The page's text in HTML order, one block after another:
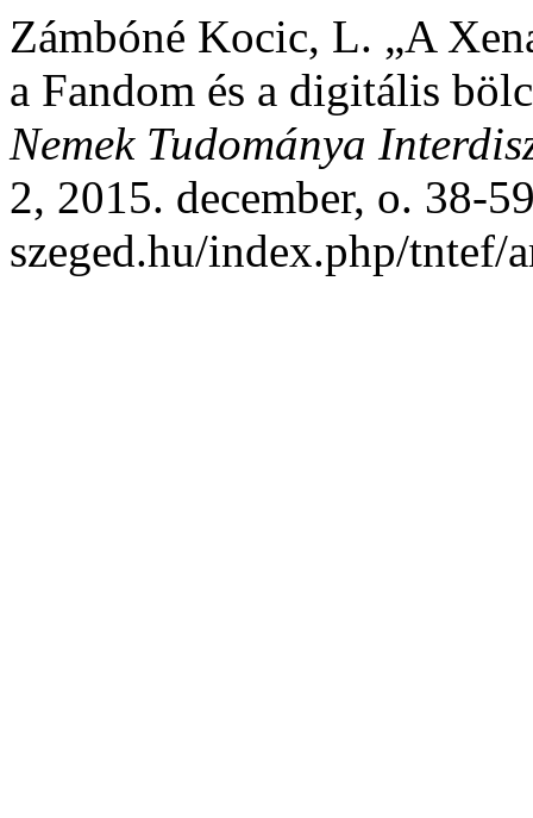
Zámbóné Kocic, L. „A
a Fandom és a digitális
Nemek Tudománya
2, 2015. december, o. 38-
szeged.hu/index.php/tntef/